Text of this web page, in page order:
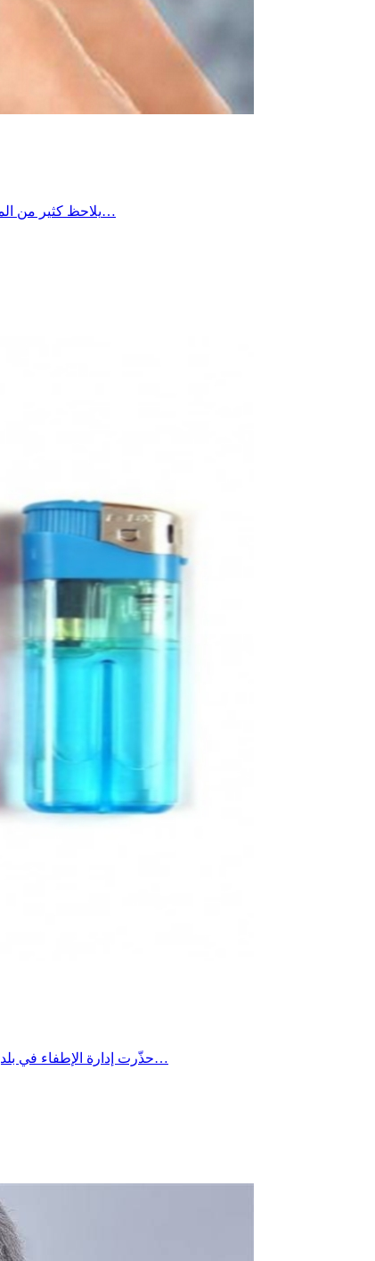
يلاحظ كثير من المصابين بالسكر أن مستوياته في الدم تكون أعلى في الصباح مقارنة ببقية أوقات اليوم، ويعود ذلك غالبًا إلى ما يُعرف بـ”ظاهرة الفجر”، حيث يؤدي…
حذّرت إدارة الإطفاء في بلدية قيصري الكبرى من مخاطر خطيرة قد تنجم عن ترك بعض المواد داخل السيارات خلال موجات الحر الشديدة، مؤكدة أن ارتفاع درجات الحرارة…